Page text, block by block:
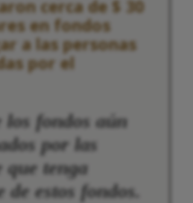
cerca de $ 30
en fondos
a las personas
por el
los fondos aún
por las
que tenga
estos fondos.